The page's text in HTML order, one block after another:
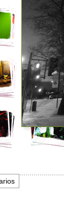
2012
2007
2002